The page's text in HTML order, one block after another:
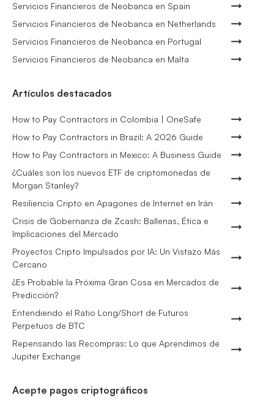
Servicios Financieros de Neobanca en Spain
Servicios Financieros de Neobanca en Netherlands
Servicios Financieros de Neobanca en Portugal
Servicios Financieros de Neobanca en Malta
Artículos destacados
How to Pay Contractors in Colombia | OneSafe
How to Pay Contractors in Brazil: A 2026 Guide
How to Pay Contractors in Mexico: A Business Guide
¿Cuáles son los nuevos ETF de criptomonedas de
Morgan Stanley?
Resiliencia Cripto en Apagones de Internet en Irán
Crisis de Gobernanza de Zcash: Ballenas, Ética e
Implicaciones del Mercado
Proyectos Cripto Impulsados por IA: Un Vistazo Más
Cercano
¿Es Probable la Próxima Gran Cosa en Mercados de
Predicción?
Entendiendo el Ratio Long/Short de Futuros
Perpetuos de BTC
Repensando las Recompras: Lo que Aprendimos de
Jupiter Exchange
Acepte pagos criptográficos